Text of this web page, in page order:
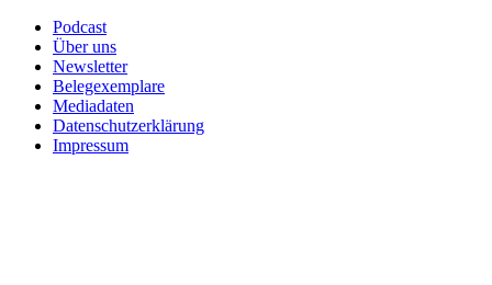
Podcast
Über uns
Newsletter
Belegexemplare
Mediadaten
Datenschutzerklärung
Impressum